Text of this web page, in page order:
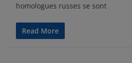
homologues russes se sont
Read More